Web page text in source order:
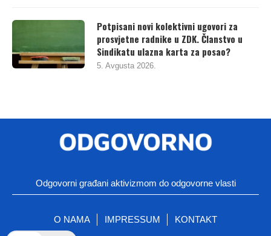
Potpisani novi kolektivni ugovori za
prosvjetne radnike u ZDK. Članstvo u
Sindikatu ulazna karta za posao?
5. Avgusta 2026.
Odgovorni građani aktivizmom do odgovorne vlasti
O NAMA IMPRESSUM KONTAKT